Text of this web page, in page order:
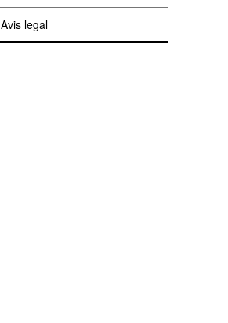
Avis legal